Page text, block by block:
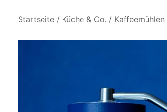
Startseite / Küche & Co. / Kaffeemühlen